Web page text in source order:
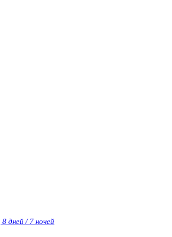
8 дней / 7 ночей